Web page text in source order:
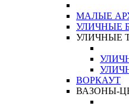
МАЛЫЕ
УЛИЧНЫЕ
УЛИЧНЫЕ
ВОРКАУТ
ВАЗОНЫ-